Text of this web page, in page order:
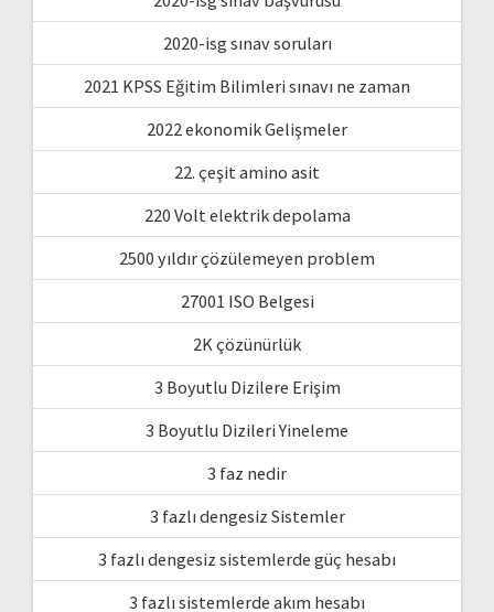
2020-isg sınav soruları
2021 KPSS Eğitim Bilimleri sınavı ne zaman
2022 ekonomik Gelişmeler
22. çeşit amino asit
220 Volt elektrik depolama
2500 yıldır çözülemeyen problem
27001 ISO Belgesi
2K çözünürlük
3 Boyutlu Dizilere Erişim
3 Boyutlu Dizileri Yineleme
3 faz nedir
3 fazlı dengesiz Sistemler
3 fazlı dengesiz sistemlerde güç hesabı
3 fazlı sistemlerde akım hesabı